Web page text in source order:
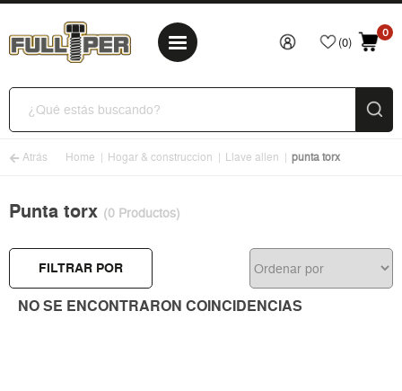
(0)
0
Atrás Home Hogar & construccion Llave allen punta torx
Punta torx (0 Productos)
FILTRAR POR
NO SE ENCONTRARON COINCIDENCIAS